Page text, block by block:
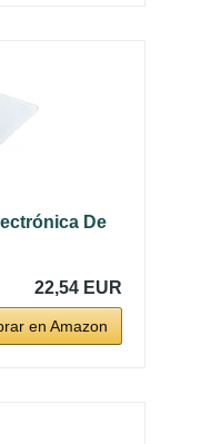
De
22,54 EUR
en Amazon